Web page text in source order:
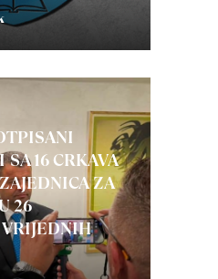
16 CRKAVA
ZA
26